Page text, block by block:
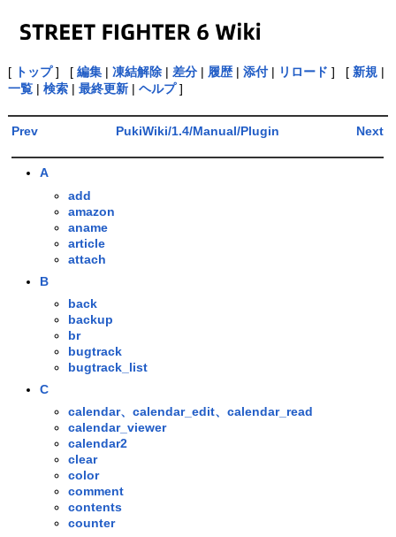
[ トップ] [ 編集| 凍結解除| 差分| 履歴| 添付| リロード ] [ 新規|
一覧| 検索| 最終更新| ヘルプ]
Prev Next
PukiWiki/1.4/Manual/Plugin
A
add
amazon
aname
article
attach
B
back
backup
br
bugtrack
bugtrack_list
C
calendar、calendar_edit、calendar_read
calendar_viewer
calendar2
clear
color
comment
contents
counter